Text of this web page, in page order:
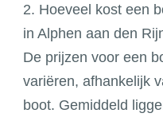
2. Hoeveel kost een
in Alphen aan den
De prijzen voor een
variëren, afhankelijk
boot. Gemiddeld